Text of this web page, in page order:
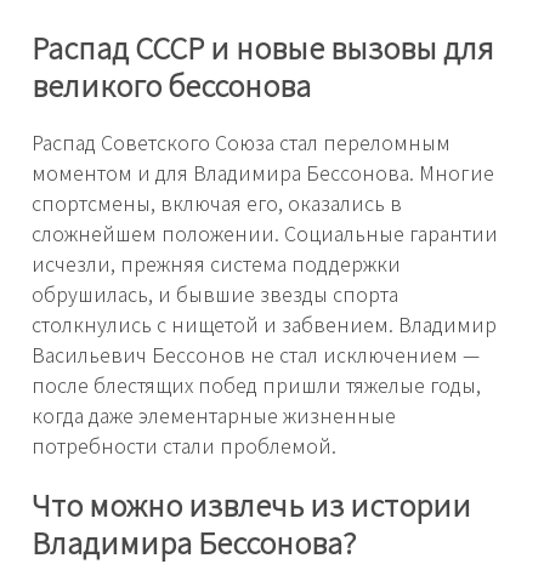
Распад СССР и новые вызовы для
великого бессонова
Распад Советского Союза стал переломным
моментом и для Владимира Бессонова. Многие
спортсмены, включая его, оказались в
сложнейшем положении. Социальные гарантии
исчезли, прежняя система поддержки
обрушилась, и бывшие звезды спорта
столкнулись с нищетой и забвением. Владимир
Васильевич Бессонов не стал исключением —
после блестящих побед пришли тяжелые годы,
когда даже элементарные жизненные
потребности стали проблемой.
Что можно извлечь из истории
Владимира Бессонова?